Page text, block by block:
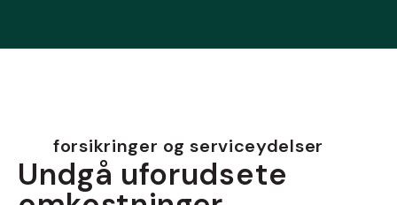
forsikringer og serviceydelser
Undgå uforudsete